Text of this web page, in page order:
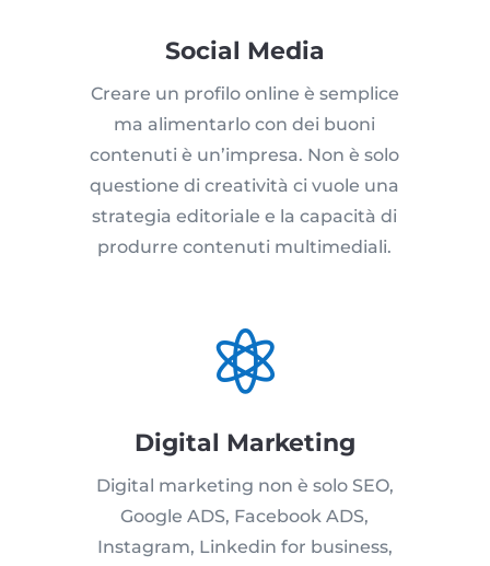
Social Media
Creare un profilo online è semplice
ma alimentarlo con dei buoni
contenuti è un’impresa. Non è solo
questione di creatività ci vuole una
strategia editoriale e la capacità di
produrre contenuti multimediali.

Digital Marketing
Digital marketing non è solo SEO,
Google ADS, Facebook ADS,
Instagram, Linkedin for business,